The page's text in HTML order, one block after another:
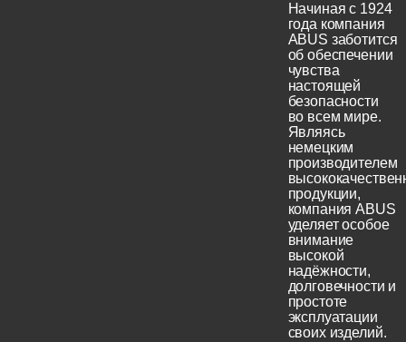
Начиная с 1924
года компания
ABUS заботится
об обеспечении
чувства
настоящей
безопасности
во всем мире.
Являясь
немецким
производителем
продукции,
компания ABUS
уделяет особое
внимание
высокой
надёжности,
долговечности и
простоте
эксплуатации
своих изделий.